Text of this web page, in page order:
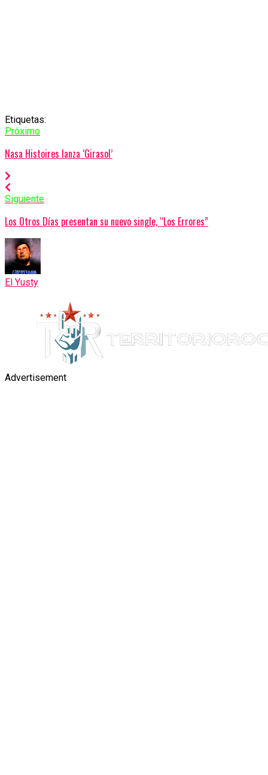
Etiquetas:
Próximo
Nasa Histoires lanza ‘Girasol’
Siguiente
Los Otros Días presentan su nuevo single, “Los Errores”
El Yusty
Advertisement